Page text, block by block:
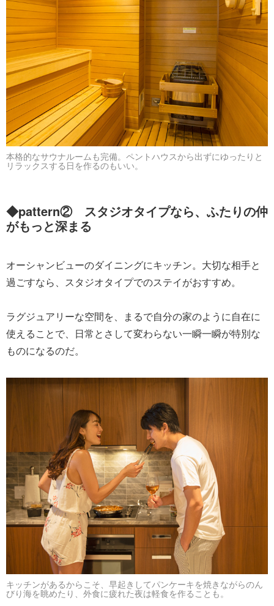
本格的なサウナルームも完備。ペントハウスから出ずにゆったりと
リラックスする日を作るのもいい。
◆pattern② スタジオタイプなら、ふたりの仲
がもっと深まる
オーシャンビューのダイニングにキッチン。大切な相手と
過ごすなら、スタジオタイプでのステイがおすすめ。
ラグジュアリーな空間を、まるで自分の家のように自在に
使えることで、日常とさして変わらない一瞬一瞬が特別な
ものになるのだ。
キッチンがあるからこそ、早起きしてパンケーキを焼きながらのん
びり海を眺めたり、外食に疲れた夜は軽食を作ることも。